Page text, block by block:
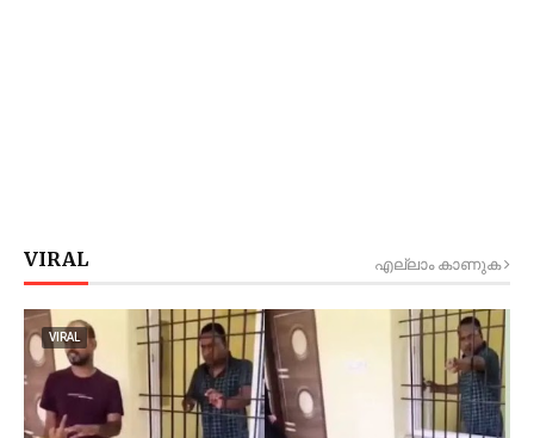
VIRAL എല്ലാം കാണുക
VIRAL